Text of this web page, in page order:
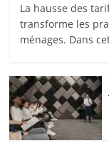
La hausse des
transforme les
ménages. Dans